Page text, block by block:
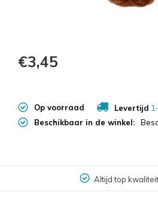
€3,45
Op voorraad Levertijd
Beschikbaar in de winkel:
Altijd top